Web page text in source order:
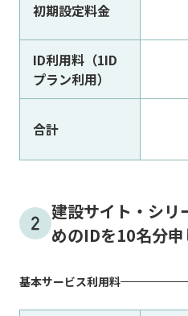
初期設定料金
ID利用料（1ID
プラン利用）
合計
建設サイト・シリ
めのIDを10名分
基本サービス利用料